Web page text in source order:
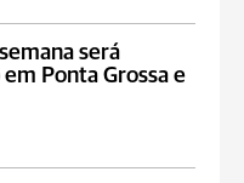
será
Ponta Grossa e